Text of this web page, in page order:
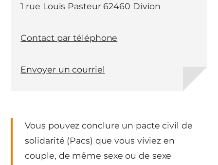
Vous pouvez conclure un pacte civil de
solidarité (Pacs) que vous viviez en
couple, de même sexe ou de sexe
1 rue Louis Pasteur 62460 Divion
Contact par téléphone
Envoyer un courriel